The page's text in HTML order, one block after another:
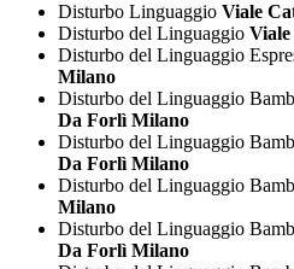
Disturbo Linguaggio Viale
Disturbo del Linguaggio
Disturbo del Linguaggio
Milano
Disturbo del Linguaggio
Da Forlì Milano
Disturbo del Linguaggio
Da Forlì Milano
Disturbo del Linguaggio
Milano
Disturbo del Linguaggio
Da Forlì Milano